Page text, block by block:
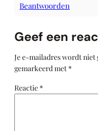
Beantwoorden
Geef een
Je e-mailadres wordt niet
gemarkeerd met *
Reactie *